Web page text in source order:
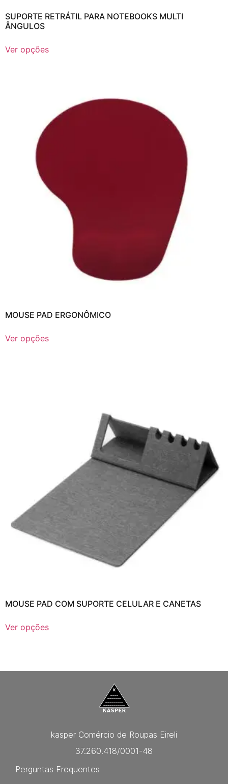
SUPORTE RETRÁTIL PARA NOTEBOOKS MULTI
ÂNGULOS
Ver opções
MOUSE PAD ERGONÔMICO
Ver opções
MOUSE PAD COM SUPORTE CELULAR E CANETAS
Ver opções
kasper Comércio de Roupas Eireli
37.260.418/0001-48
Perguntas Frequentes